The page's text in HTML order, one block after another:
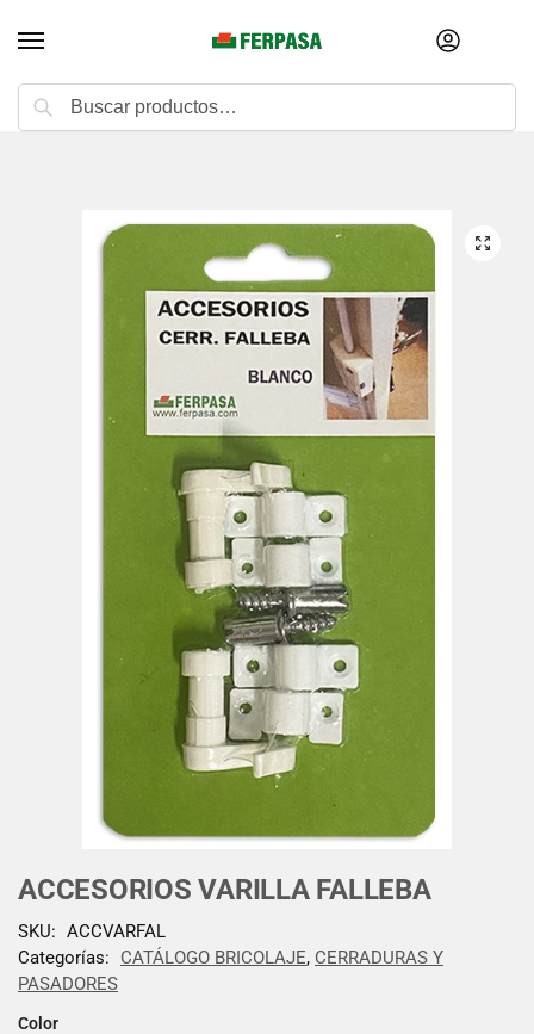
ACCESORIOS VARILLA FALLEBA
Color
SKU: ACCVARFAL
Categorías:
CATÁLOGO BRICOLAJE, CERRADURAS Y
PASADORES